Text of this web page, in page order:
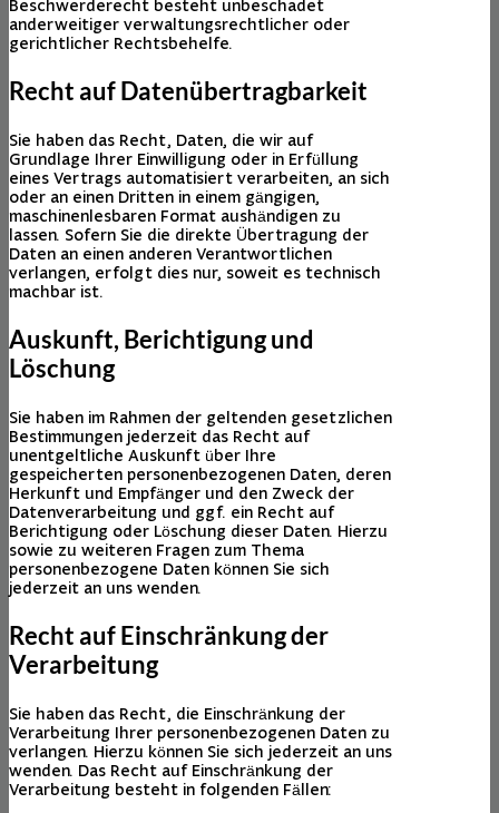
Beschwerderecht besteht unbeschadet
anderweitiger verwaltungsrechtlicher oder
gerichtlicher Rechtsbehelfe.
Recht auf Daten­übertrag­barkeit
Sie haben das Recht, Daten, die wir auf
Grundlage Ihrer Einwilligung oder in Erfüllung
eines Vertrags automatisiert verarbeiten, an sich
oder an einen Dritten in einem gängigen,
maschinenlesbaren Format aushändigen zu
lassen. Sofern Sie die direkte Übertragung der
Daten an einen anderen Verantwortlichen
verlangen, erfolgt dies nur, soweit es technisch
machbar ist.
Auskunft, Berichtigung und
Löschung
Sie haben im Rahmen der geltenden gesetzlichen
Bestimmungen jederzeit das Recht auf
unentgeltliche Auskunft über Ihre
gespeicherten personenbezogenen Daten, deren
Herkunft und Empfänger und den Zweck der
Datenverarbeitung und ggf. ein Recht auf
Berichtigung oder Löschung dieser Daten. Hierzu
sowie zu weiteren Fragen zum Thema
personenbezogene Daten können Sie sich
jederzeit an uns wenden.
Recht auf Einschränkung der
Verarbeitung
Sie haben das Recht, die Einschränkung der
Verarbeitung Ihrer personenbezogenen Daten zu
verlangen. Hierzu können Sie sich jederzeit an uns
wenden. Das Recht auf Einschränkung der
Verarbeitung besteht in folgenden Fällen: